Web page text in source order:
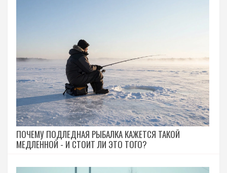
ПОЧЕМУ ПОДЛЕДНАЯ РЫБАЛКА КАЖЕТСЯ ТАКОЙ
МЕДЛЕННОЙ - И СТОИТ ЛИ ЭТО ТОГО?